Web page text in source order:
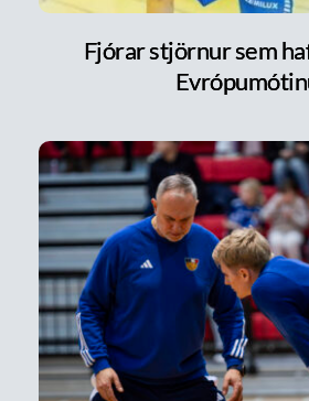
Fjórar stjörnur sem